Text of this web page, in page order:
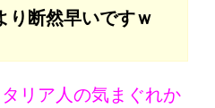
断然早いですｗ
リア人の気まぐれか